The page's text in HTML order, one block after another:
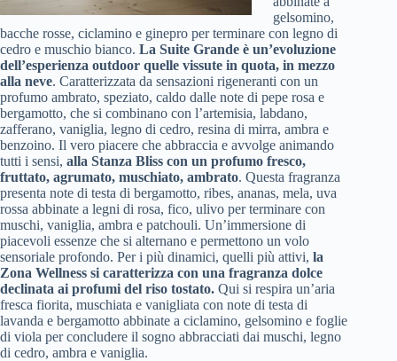
gelsomino,
bacche rosse, ciclamino e ginepro per terminare con legno di
cedro e muschio bianco. La Suite Grande è un’evoluzione
dell’esperienza outdoor quelle vissute in quota, in mezzo
alla neve. Caratterizzata da sensazioni rigeneranti con un
profumo ambrato, speziato, caldo dalle note di pepe rosa e
bergamotto, che si combinano con l’artemisia, labdano,
zafferano, vaniglia, legno di cedro, resina di mirra, ambra e
benzoino. Il vero piacere che abbraccia e avvolge animando
tutti i sensi, alla Stanza Bliss con un profumo fresco,
fruttato, agrumato, muschiato, ambrato. Questa fragranza
presenta note di testa di bergamotto, ribes, ananas, mela, uva
rossa abbinate a legni di rosa, fico, ulivo per terminare con
muschi, vaniglia, ambra e patchouli. Un’immersione di
piacevoli essenze che si alternano e permettono un volo
sensoriale profondo. Per i più dinamici, quelli più attivi, la
Zona Wellness si caratterizza con una fragranza dolce
declinata ai profumi del riso tostato. Qui si respira un’aria
fresca fiorita, muschiata e vanigliata con note di testa di
lavanda e bergamotto abbinate a ciclamino, gelsomino e foglie
di viola per concludere il sogno abbracciati dai muschi, legno
di cedro, ambra e vaniglia.